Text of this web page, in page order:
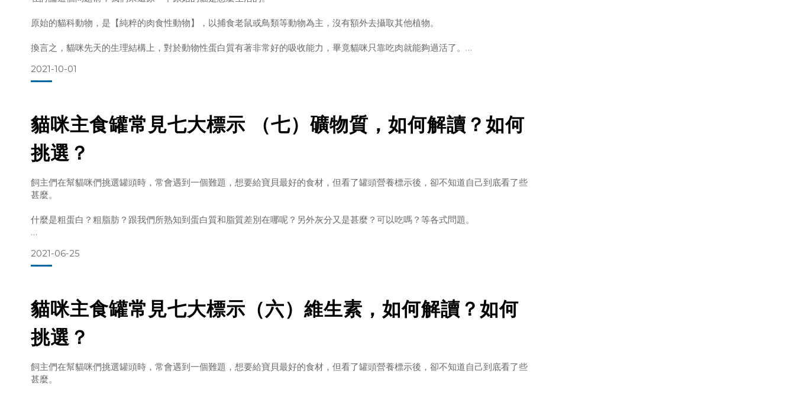
增加腎臟負擔。
因此，腎臟病就這樣普遍
原始的貓科動物，是【純粹的肉食性動物】，以捕食老鼠或鳥類等動物為主，沒有額外去攝取其他植物。
換言之，貓咪先天的生理結構上，對於動物性蛋白質有著非常好的吸收能力，畢竟貓咪只靠吃肉就能夠過活了。
有了上述的背景認識，我們不難想像，同樣都是蛋白質，
此外，肉與內臟類的食材，將可大程度的滿足貓咪對於必需氨基酸的
2021-10-01
貓咪主食罐常見七大標示 （七）礦物質，如何解讀？如何
挑選？
飼主們在幫貓咪們挑選罐頭時，常會遇到一個難題，想要給寶貝最好的食材，但看了罐頭營養標示後，卻不知道自己到底看了些
甚麼。
什麼是粗蛋白？粗脂肪？跟我們所熟知到蛋白質和脂質差別在哪呢？另外灰分又是甚麼？可以吃嗎？等各式問題。
質。
儘管礦物質僅占貓咪飲食中不到
2021-06-25
貓咪主食罐常見七大標示（六）維生素，如何解讀？如何
挑選？
飼主們在幫貓咪們挑選罐頭時，常會遇到一個難題，想要給寶貝最好的食材，但看了罐頭營養標示後，卻不知道自己到底看了些
甚麼。